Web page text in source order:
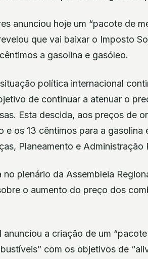
anunciou hoje um “pacote de
que vai baixar o Imposto
a gasolina e gasóleo.
política internacional
de continuar a atenuar o
Esta descida, aos preços de
e os 13 cêntimos para a gasolina
Planeamento e
no plenário da Assembleia
o aumento do preço dos
anunciou a criação de um
com os objetivos de